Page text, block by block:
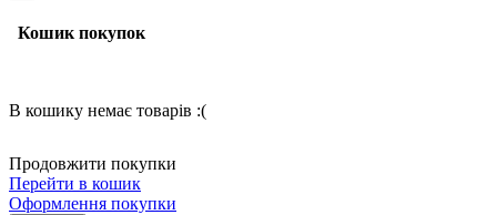
Кошик покупок
В кошику немає товарів :(
Продовжити покупки
Перейти в кошик
Оформлення покупки